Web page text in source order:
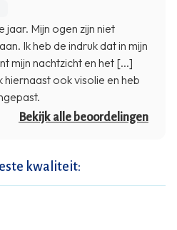
jaar. Mijn ogen zijn niet
Ik heb de indruk dat in mijn
mijn nachtzicht en het [...]
hiernaast ook visolie en heb
Bekijk alle beoordelingen
kwaliteit: